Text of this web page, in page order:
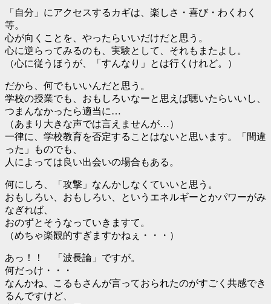
「自分」にアクセスするカギは、楽しさ・喜び・わくわく
等。
心が向くことを、やったらいいだけだと思う。
心に逆らってみるのも、実験として、それもまたよし。
（心に従うほうが、「すんなり」とは行くけれど。）
だから、何でもいいんだと思う。
学校の授業でも、おもしろいなーと思えば聴いたらいいし、
つまんなかったら適当に…
（あまり大きな声では言えませんが…）
一律に、学校教育を否定することはないと思います。「間違
った」ものでも、
人によっては良い出会いの場合もある。
何にしろ、「攻撃」なんかしなくていいと思う。
おもしろい、おもしろい、というエネルギーとかパワーがみ
なぎれば、
おのずとそうなっていきますて。
（めちゃ楽観的すぎますかねぇ・・・）
あっ！！ 「波長論」ですが。
何だっけ・・・
なんかね、こるもさんが言っておられたのがすごく共感でき
るんですけど、